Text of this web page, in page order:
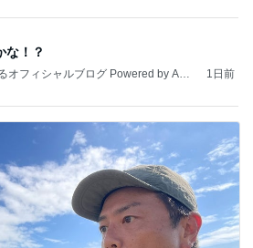
な！？
オフィシャルブログ Powered by Ame
1日前